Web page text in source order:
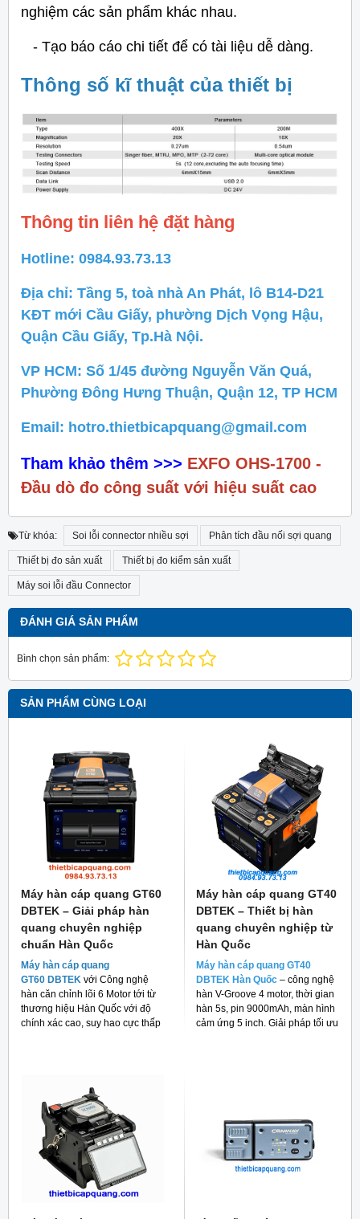
nghiệm các sản phẩm khác nhau.
- Tạo báo cáo chi tiết để có tài liệu dễ dàng.
Thông số kĩ thuật của thiết bị
Thông tin liên hệ đặt hàng
Hotline: 0984.93.73.13
Địa chỉ: Tầng 5, toà nhà An Phát, lô B14-D21
KĐT mới Cầu Giấy, phường Dịch Vọng Hậu,
Quận Cầu Giấy, Tp.Hà Nội.
VP HCM: Số 1/45 đường Nguyễn Văn Quá,
Phường Đông Hưng Thuận, Quận 12, TP HCM
Email: hotro.thietbicapquang@gmail.com
Tham khảo thêm >>> EXFO OHS-1700 -
Đầu dò đo công suất với hiệu suất cao
Từ khóa: Soi lỗi connector nhiều sợi Phân tích đầu nối sợi quang
Thiết bị đo sản xuất Thiết bị đo kiểm sản xuất
Máy soi lỗi đầu Connector
ĐÁNH GIÁ SẢN PHẨM
Bình chọn sản phẩm:
SẢN PHẨM CÙNG LOẠI
Máy hàn cáp quang GT60
DBTEK – Giải pháp hàn
quang chuyên nghiệp
chuẩn Hàn Quốc
Máy hàn cáp quang
GT60 DBTEK với Công nghệ
hàn căn chỉnh lõi 6 Motor tới từ
thương hiệu Hàn Quốc với độ
chính xác cao, suy hao cực thấp
Máy hàn cáp quang GT40
DBTEK – Thiết bị hàn
quang chuyên nghiệp từ
Hàn Quốc
Máy hàn cáp quang GT40
DBTEK Hàn Quốc – công nghệ
hàn V-Groove 4 motor, thời gian
hàn 5s, pin 9000mAh, màn hình
cảm ứng 5 inch. Giải pháp tối ưu